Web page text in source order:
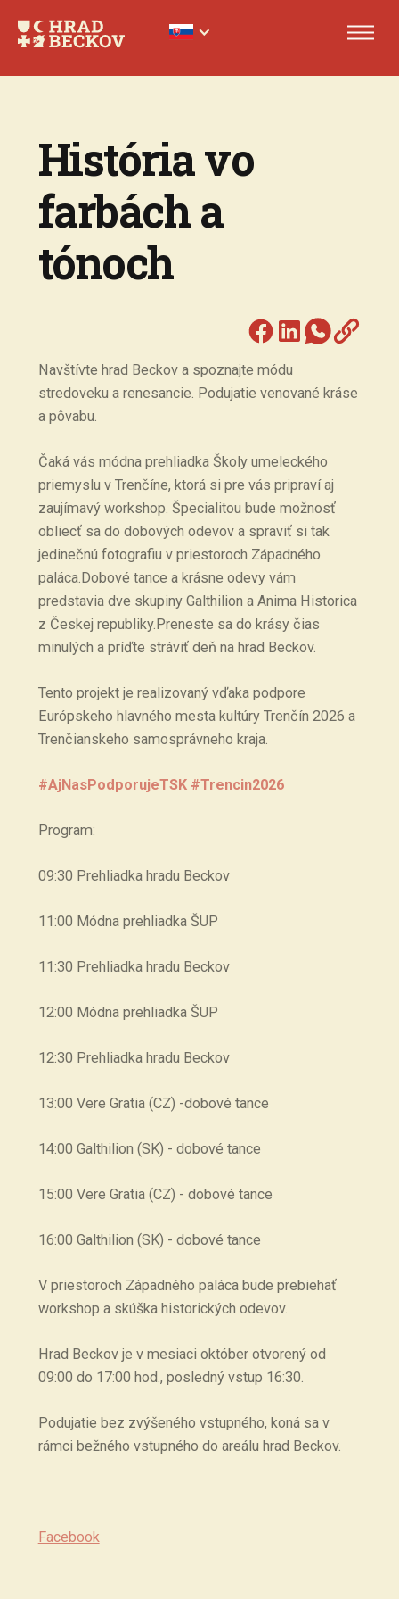
História vo
farbách a
tónoch
Navštívte hrad Beckov a spoznajte módu
stredoveku a renesancie. Podujatie venované kráse
a pôvabu.
Čaká vás módna prehliadka Školy umeleckého
priemyslu v Trenčíne, ktorá si pre vás pripraví aj
zaujímavý workshop. Špecialitou bude možnosť
obliecť sa do dobových odevov a spraviť si tak
jedinečnú fotografiu v priestoroch Západného
paláca.Dobové tance a krásne odevy vám
predstavia dve skupiny Galthilion a Anima Historica
z Českej republiky.Preneste sa do krásy čias
minulých a príďte stráviť deň na hrad Beckov.
Tento projekt je realizovaný vďaka podpore
Európskeho hlavného mesta kultúry Trenčín 2026 a
Trenčianskeho samosprávneho kraja.
#AjNasPodporujeTSK #Trencin2026
Program:
09:30 Prehliadka hradu Beckov
11:00 Módna prehliadka ŠUP
11:30 Prehliadka hradu Beckov
12:00 Módna prehliadka ŠUP
12:30 Prehliadka hradu Beckov
13:00 Vere Gratia (CZ) -dobové tance
14:00 Galthilion (SK) - dobové tance
15:00 Vere Gratia (CZ) - dobové tance
16:00 Galthilion (SK) - dobové tance
V priestoroch Západného paláca bude prebiehať
workshop a skúška historických odevov.
Hrad Beckov je v mesiaci október otvorený od
09:00 do 17:00 hod., posledný vstup 16:30.
Podujatie bez zvýšeného vstupného, koná sa v
rámci bežného vstupného do areálu hrad Beckov.
Facebook